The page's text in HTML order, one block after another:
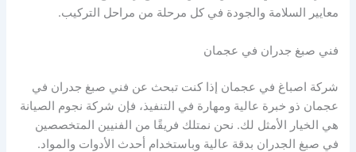
معايير السلامة والجودة في كل مرحلة من مراحل التركيب.
فني صبغ جدران في عجمان
شركة اصباغ في عجمان إذا كنت تبحث عن فني صبغ جدران في
عجمان ذو خبرة عالية ومهارة في التنفيذ، فإن شركة نجوم الصيانة
هي الخيار الأمثل لك. نحن نمتلك فريقًا من الفنيين المتخصصين
في صبغ الجدران بدقة عالية وباستخدام أحدث الأدوات والمواد.